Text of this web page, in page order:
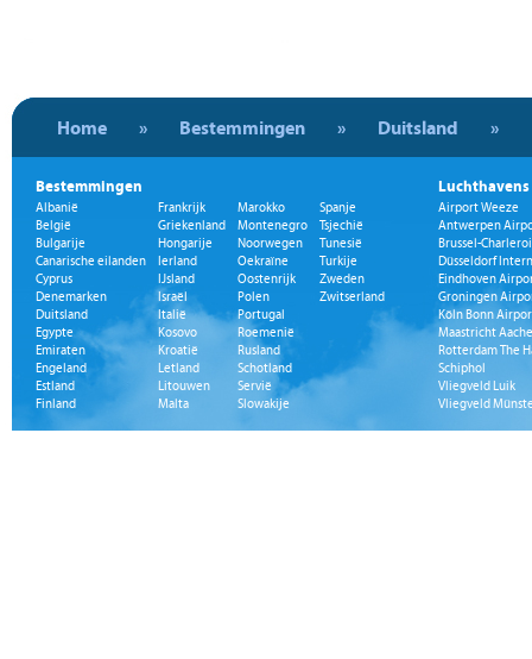
Home » Bestemmingen » Duitsland »
Bestemmingen
Albanië
België
Bulgarije
Canarische eilanden
Cyprus
Denemarken
Duitsland
Egypte
Emiraten
Engeland
Estland
Finland
Frankrijk
Griekenland
Hongarije
Ierland
IJsland
Israël
Italië
Kosovo
Kroatië
Letland
Litouwen
Malta
Marokko
Montenegro
Noorwegen
Oekraïne
Oostenrijk
Polen
Portugal
Roemenië
Rusland
Schotland
Servië
Slowakije
Spanje
Tsjechië
Tunesië
Turkije
Zweden
Zwitserland
Luchthavens
Airport Weeze
Antwerpen
Brussel-
Düsseldorf
Eindhoven
Groningen
Köln Bonn
Maastricht
Rotterdam The
Schiphol
Vliegveld Luik
Vliegveld